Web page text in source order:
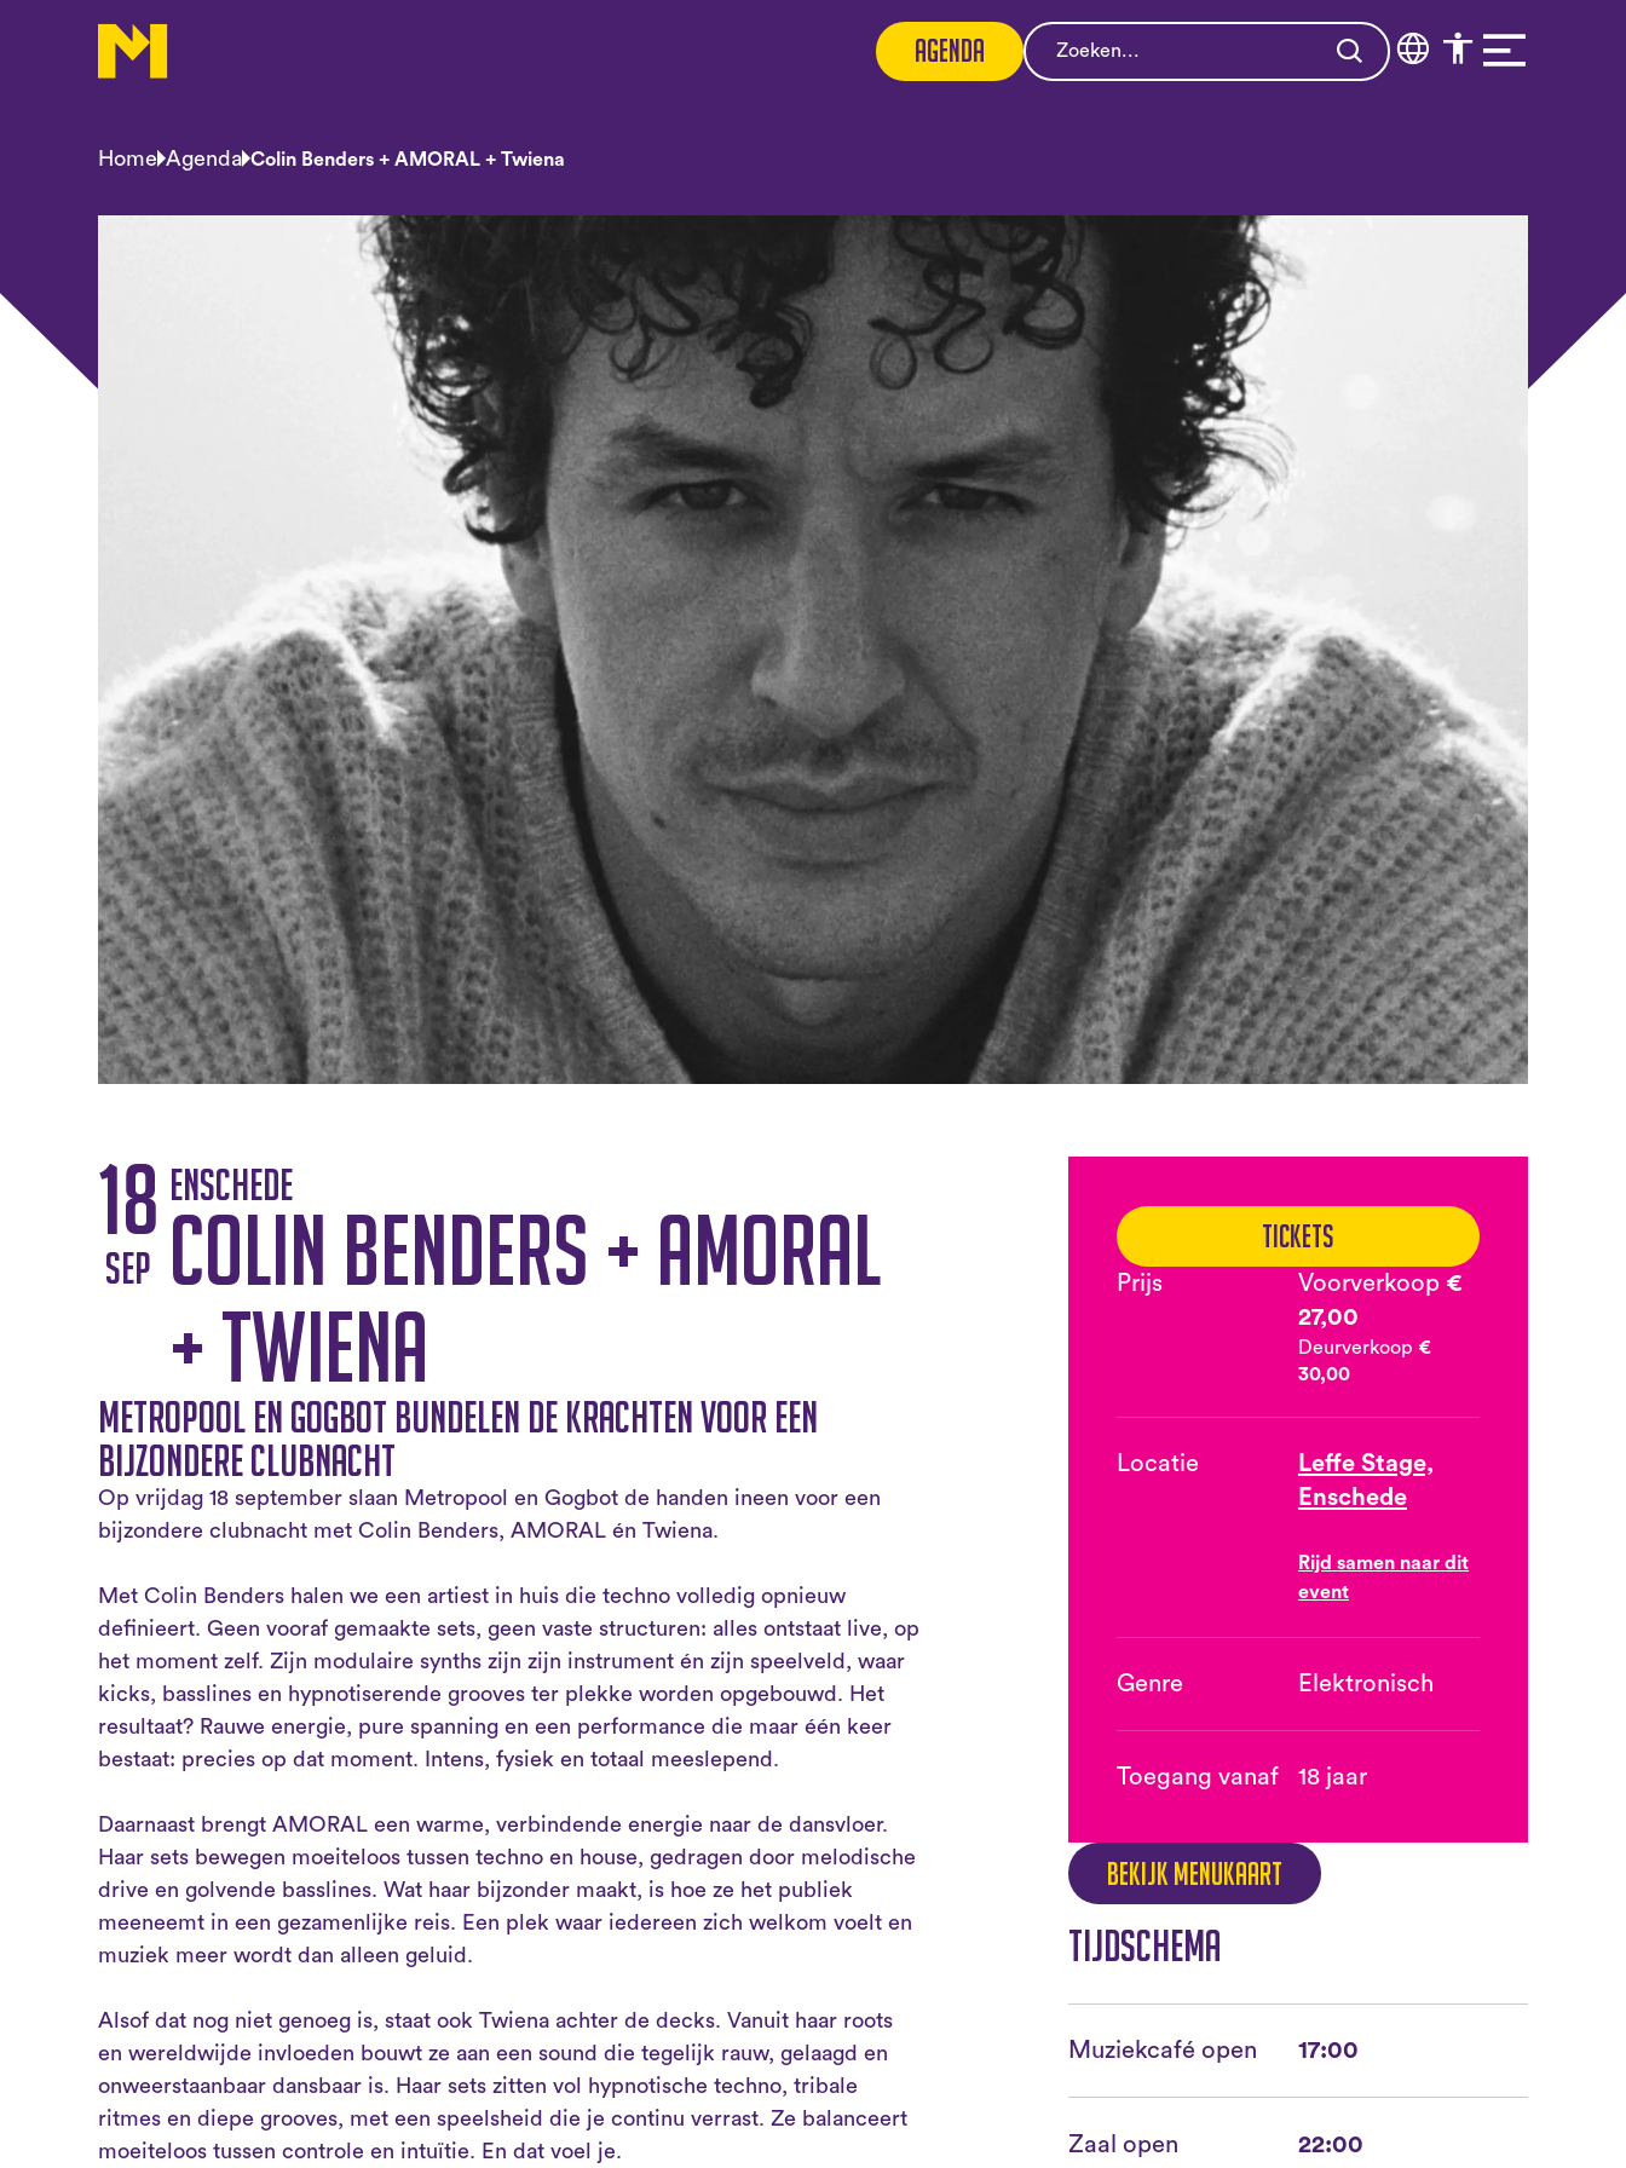
Agenda
Home Agenda Colin Benders + AMORAL + Twiena
18
sep
Enschede
Colin Benders + AMORAL
+ Twiena
Metropool en Gogbot bundelen de krachten voor een
bijzondere clubnacht
Op vrijdag 18 september slaan Metropool en Gogbot de handen ineen voor een
bijzondere clubnacht met Colin Benders, AMORAL én Twiena.
Met Colin Benders halen we een artiest in huis die techno volledig opnieuw
definieert. Geen vooraf gemaakte sets, geen vaste structuren: alles ontstaat live, op
het moment zelf. Zijn modulaire synths zijn zijn instrument én zijn speelveld, waar
kicks, basslines en hypnotiserende grooves ter plekke worden opgebouwd. Het
resultaat? Rauwe energie, pure spanning en een performance die maar één keer
bestaat: precies op dat moment. Intens, fysiek en totaal meeslepend.
Daarnaast brengt AMORAL een warme, verbindende energie naar de dansvloer.
Haar sets bewegen moeiteloos tussen techno en house, gedragen door melodische
drive en golvende basslines. Wat haar bijzonder maakt, is hoe ze het publiek
meeneemt in een gezamenlijke reis. Een plek waar iedereen zich welkom voelt en
muziek meer wordt dan alleen geluid.
Alsof dat nog niet genoeg is, staat ook Twiena achter de decks. Vanuit haar roots
en wereldwijde invloeden bouwt ze aan een sound die tegelijk rauw, gelaagd en
onweerstaanbaar dansbaar is. Haar sets zitten vol hypnotische techno, tribale
ritmes en diepe grooves, met een speelsheid die je continu verrast. Ze balanceert
moeiteloos tussen controle en intuïtie. En dat voel je.
Tickets
Prijs Voorverkoop €
27,00
Deurverkoop €
30,00
Locatie
Leffe Stage,
Enschede
Rijd samen naar dit
event
Genre Elektronisch
Toegang vanaf 18 jaar
Bekijk menukaart
Tijdschema
Muziekcafé open 17:00
Zaal open 22:00